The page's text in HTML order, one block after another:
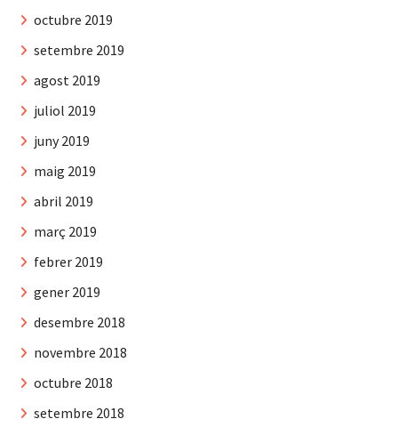
octubre 2019
setembre 2019
agost 2019
juliol 2019
juny 2019
maig 2019
abril 2019
març 2019
febrer 2019
gener 2019
desembre 2018
novembre 2018
octubre 2018
setembre 2018